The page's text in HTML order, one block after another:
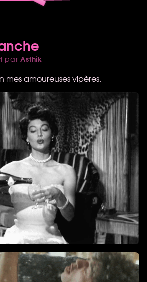
parAsthik
mes amoureuses vipères.